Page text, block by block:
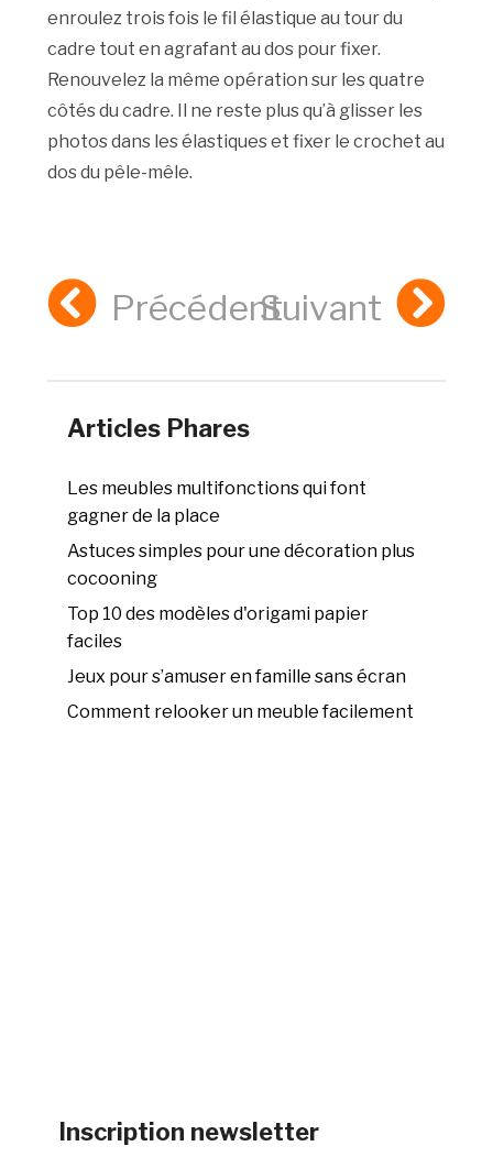
enroulez trois fois le fil élastique au tour du
cadre tout en agrafant au dos pour fixer.
Renouvelez la même opération sur les quatre
côtés du cadre. Il ne reste plus qu’à glisser les
photos dans les élastiques et fixer le crochet au
dos du pêle-mêle.
PrécédentSuivant
Articles Phares
Les meubles multifonctions qui font
gagner de la place
Astuces simples pour une décoration plus
cocooning
Top 10 des modèles d'origami papier
faciles
Jeux pour s’amuser en famille sans écran
Comment relooker un meuble facilement
Inscription newsletter